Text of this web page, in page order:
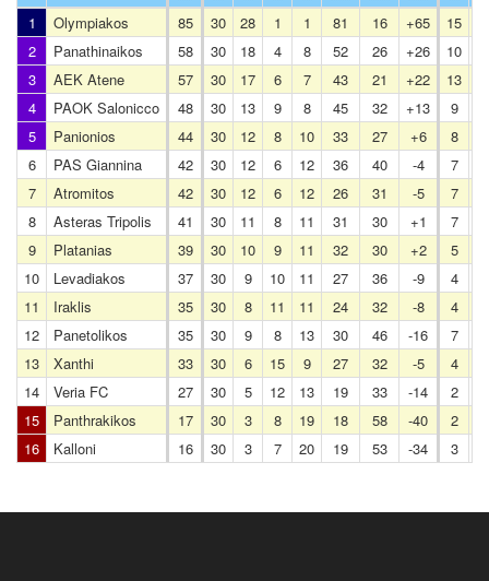
1
Olympiakos 85 30 28 1 1 81 16 +65 15
2
Panathinaikos 58 30 18 4 8 52 26 +26 10
3
AEK Atene 57 30 17 6 7 43 21 +22 13
4
PAOK Salonicco 48 30 13 9 8 45 32 +13 9
5
Panionios 44 30 12 8 10 33 27 +6 8
6
PAS Giannina 42 30 12 6 12 36 40 -4 7
7
Atromitos 42 30 12 6 12 26 31 -5 7
8
Asteras Tripolis 41 30 11 8 11 31 30 +1 7
9
Platanias 39 30 10 9 11 32 30 +2 5
10
Levadiakos 37 30 9 10 11 27 36 -9 4
11
Iraklis 35 30 8 11 11 24 32 -8 4
12
Panetolikos 35 30 9 8 13 30 46 -16 7
13
Xanthi 33 30 6 15 9 27 32 -5 4
14
Veria FC 27 30 5 12 13 19 33 -14 2
15
Panthrakikos 17 30 3 8 19 18 58 -40 2
16
Kalloni 16 30 3 7 20 19 53 -34 3